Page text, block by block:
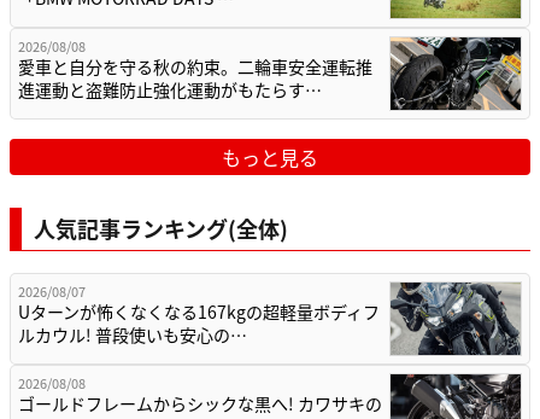
2026/08/08
愛車と自分を守る秋の約束。二輪車安全運転推
進運動と盗難防止強化運動がもたらす…
もっと見る
人気記事ランキング(全体)
2026/08/07
Uターンが怖くなくなる167kgの超軽量ボディフ
ルカウル! 普段使いも安心の…
2026/08/08
ゴールドフレームからシックな黒へ! カワサキの